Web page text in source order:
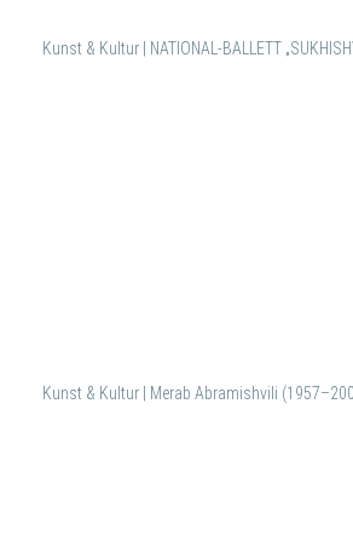
Kunst & Kultur | NATIONAL-BALLETT
Kunst & Kultur | Merab Abramishvili